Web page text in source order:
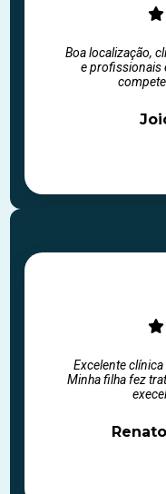
Boa localização,
e profissionais
Excelente
Minha filha fez